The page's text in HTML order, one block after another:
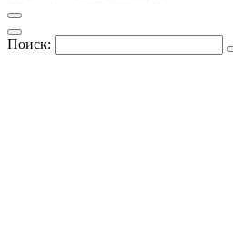
Поиск: